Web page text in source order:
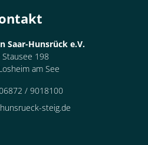
Saar-Hunsrück e.V.
Stausee 198
am See
/ 9018100
steig.de